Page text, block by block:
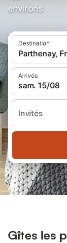
environs
Destination
Parthenay,
Arrivée
sam. 15/08
Invités
Gîtes les